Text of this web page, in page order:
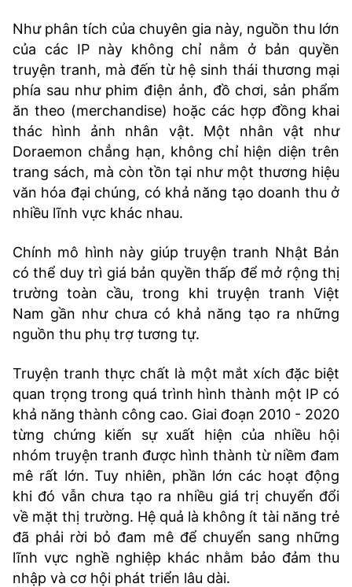
Như phân tích của chuyên gia này, nguồn thu lớn
của các IP này không chỉ nằm ở bản quyền
truyện tranh, mà đến từ hệ sinh thái thương mại
phía sau như phim điện ảnh, đồ chơi, sản phẩm
ăn theo (merchandise) hoặc các hợp đồng khai
thác hình ảnh nhân vật. Một nhân vật như
Doraemon chẳng hạn, không chỉ hiện diện trên
trang sách, mà còn tồn tại như một thương hiệu
văn hóa đại chúng, có khả năng tạo doanh thu ở
nhiều lĩnh vực khác nhau.
Chính mô hình này giúp truyện tranh Nhật Bản
có thể duy trì giá bản quyền thấp để mở rộng thị
trường toàn cầu, trong khi truyện tranh Việt
Nam gần như chưa có khả năng tạo ra những
nguồn thu phụ trợ tương tự.
Truyện tranh thực chất là một mắt xích đặc biệt
quan trọng trong quá trình hình thành một IP có
khả năng thành công cao. Giai đoạn 2010 - 2020
từng chứng kiến sự xuất hiện của nhiều hội
nhóm truyện tranh được hình thành từ niềm đam
mê rất lớn. Tuy nhiên, phần lớn các hoạt động
khi đó vẫn chưa tạo ra nhiều giá trị chuyển đổi
về mặt thị trường. Hệ quả là không ít tài năng trẻ
đã phải rời bỏ đam mê để chuyển sang những
lĩnh vực nghề nghiệp khác nhằm bảo đảm thu
nhập và cơ hội phát triển lâu dài.